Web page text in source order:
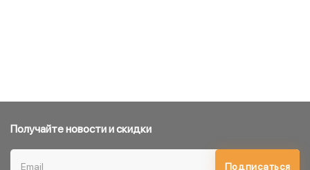
Получайте новости и скидки
Подписаться